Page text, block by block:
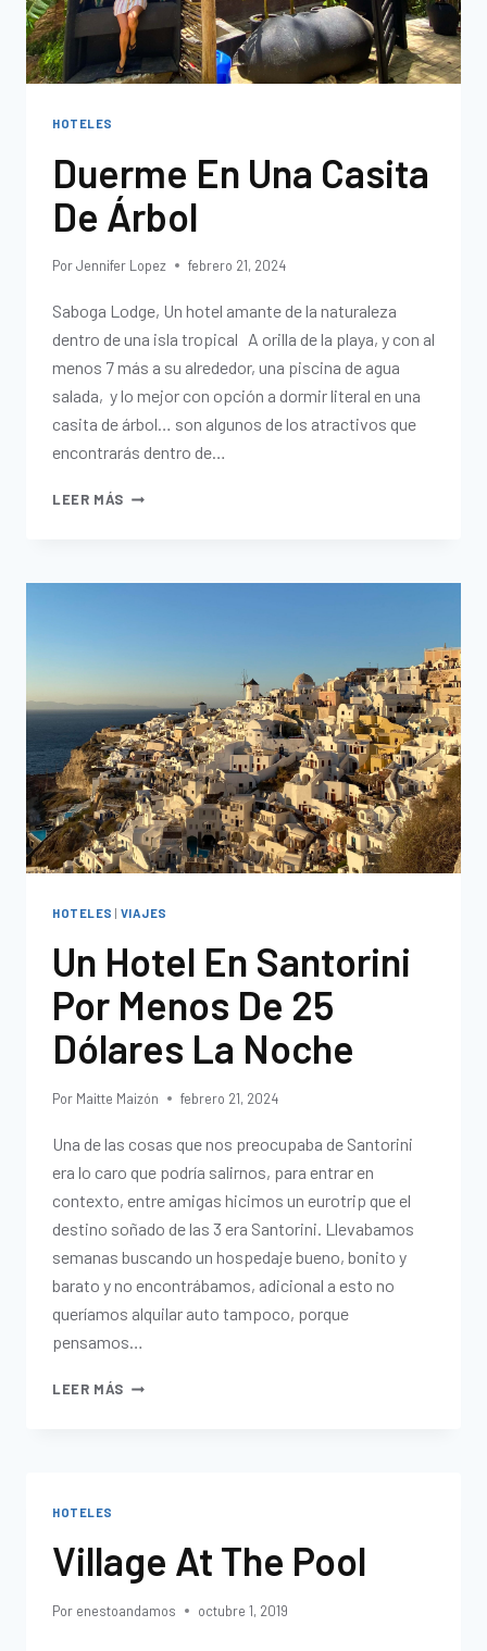
HOTELES
Duerme En Una Casita
De Árbol
PorJennifer Lopez febrero 21, 2024
Saboga Lodge, Un hotel amante de la naturaleza
dentro de una isla tropical A orilla de la playa, y con al
menos 7 más a su alrededor, una piscina de agua
salada, y lo mejor con opción a dormir literal en una
casita de árbol… son algunos de los atractivos que
encontrarás dentro de…
LEER MÁS
HOTELES | VIAJES
Un Hotel En Santorini
Por Menos De 25
Dólares La Noche
Por Maitte Maizón febrero 21, 2024
Una de las cosas que nos preocupaba de Santorini
era lo caro que podría salirnos, para entrar en
contexto, entre amigas hicimos un eurotrip que el
destino soñado de las 3 era Santorini. Llevabamos
semanas buscando un hospedaje bueno, bonito y
barato y no encontrábamos, adicional a esto no
queríamos alquilar auto tampoco, porque
pensamos…
LEER MÁS
HOTELES
Village At The Pool
Por enestoandamos octubre 1, 2019